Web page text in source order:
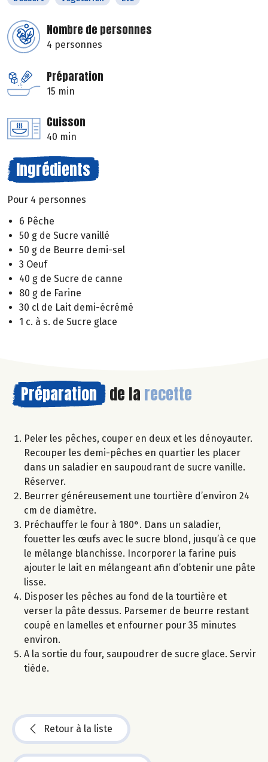
Nombre de personnes
4 personnes
Préparation
15 min
Cuisson
40 min
Ingrédients
Pour 4 personnes
6 Pêche
50 g de Sucre vanillé
50 g de Beurre demi-sel
3 Oeuf
40 g de Sucre de canne
80 g de Farine
30 cl de Lait demi-écrémé
1 c. à s. de Sucre glace
Préparation de la recette
Peler les pêches, couper en deux et les dénoyauter.
Recouper les demi-pêches en quartier les placer
dans un saladier en saupoudrant de sucre vanille.
Réserver.
Beurrer généreusement une tourtière d’environ 24
cm de diamètre.
Préchauffer le four à 180°. Dans un saladier,
fouetter les œufs avec le sucre blond, jusqu’à ce que
le mélange blanchisse. Incorporer la farine puis
ajouter le lait en mélangeant afin d’obtenir une pâte
lisse.
Disposer les pêches au fond de la tourtière et
verser la pâte dessus. Parsemer de beurre restant
coupé en lamelles et enfourner pour 35 minutes
environ.
A la sortie du four, saupoudrer de sucre glace. Servir
tiède.
Retour à la liste